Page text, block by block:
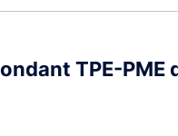
TPE-